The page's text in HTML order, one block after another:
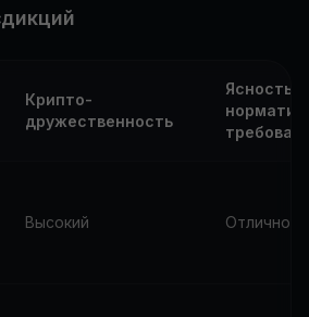
Крипто-
дружественность
Ясность
Высокий Отлично